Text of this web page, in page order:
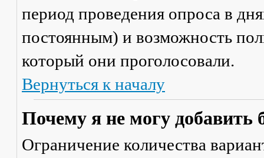
период проведения опроса в
постоянным) и возможность
который они проголосовали.
Вернуться к началу
Почему я не могу добавить
Ограничение количества